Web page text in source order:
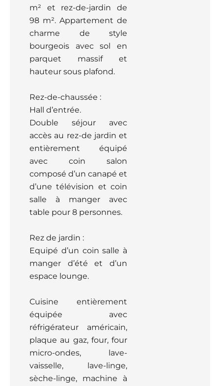
m² et rez-de-jardin de
98 m². Appartement de
charme de style
bourgeois avec sol en
parquet massif et
hauteur sous plafond.
Rez-de-chaussée :
Hall d’entrée.
Double séjour avec
accès au rez-de jardin et
entièrement équipé
avec coin salon
composé d’un canapé et
d’une télévision et coin
salle à manger avec
table pour 8 personnes.
Rez de jardin :
Equipé d’un coin salle à
manger d’été et d’un
espace lounge.
Cuisine entièrement
équipée avec
réfrigérateur américain,
plaque au gaz, four, four
micro-ondes, lave-
vaisselle, lave-linge,
sèche-linge, machine à